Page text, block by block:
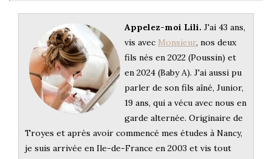
Appelez-moi Lili. J'ai 43 ans,
vis avec Monsieur, nos deux
fils nés en 2022 (Poussin) et
en 2024 (Baby A). J'ai aussi pu
parler de son fils aîné, Junior,
19 ans, qui a vécu avec nous en
garde alternée. Originaire de
Troyes et après avoir commencé mes études à Nancy,
je suis arrivée en Ile-de-France en 2003 et vis tout